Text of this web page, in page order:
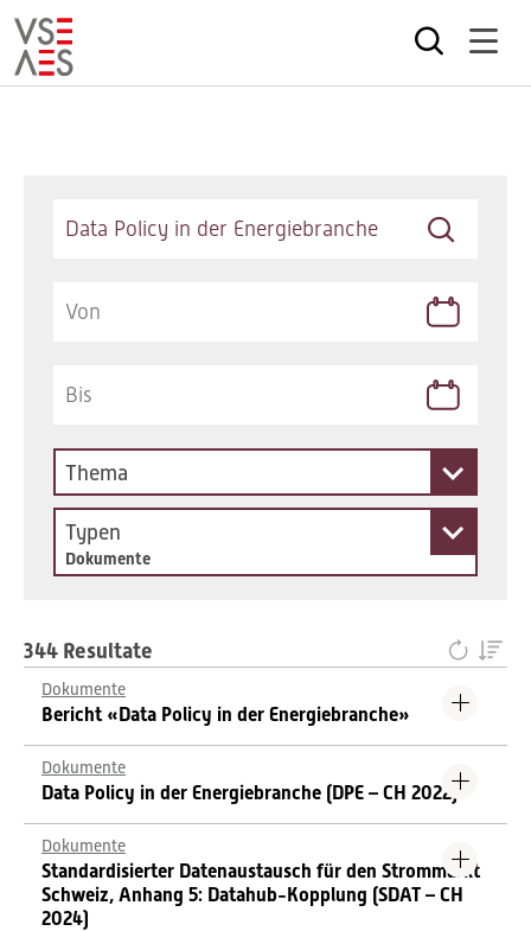
Thema
Typen
Dokumente
344 Resultate
Dokumente
Bericht «Data Policy in der Energiebranche»
Dokumente
Data Policy in der Energiebranche (DPE – CH 2022)
Dokumente
Standardisierter Datenaustausch für den Strommarkt
Schweiz, Anhang 5: Datahub-Kopplung (SDAT – CH
2024)